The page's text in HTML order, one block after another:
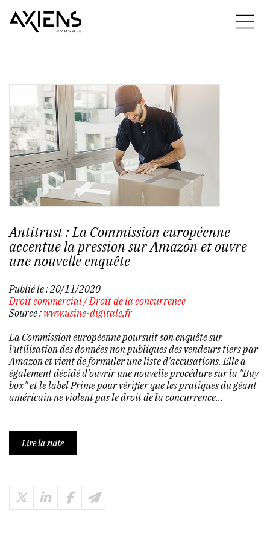
Antitrust : La Commission européenne
accentue la pression sur Amazon et ouvre
une nouvelle enquête
Publié le :20/11/2020
Droit commercial/Droit de la concurrence
Source : www.usine-digitale.fr
La Commission européenne poursuit son enquête sur
l'utilisation des données non publiques des vendeurs tiers par
Amazon et vient de formuler une liste d'accusations. Elle a
également décidé d'ouvrir une nouvelle procédure sur la "Buy
box" et le label Prime pour vérifier que les pratiques du géant
américain ne violent pas le droit de la concurrence...
Lire la suite